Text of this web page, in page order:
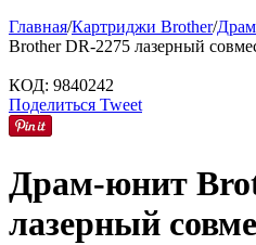
Главная/Картриджи Brother/
Brother DR-2275 лазерный
КОД: 9840242
Поделиться Tweet
Драм-юнит
лазерный